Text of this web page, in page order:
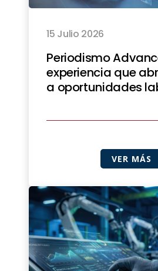
15 Julio 2026
Periodismo
experiencia que
a oportunidades
VER MÁS